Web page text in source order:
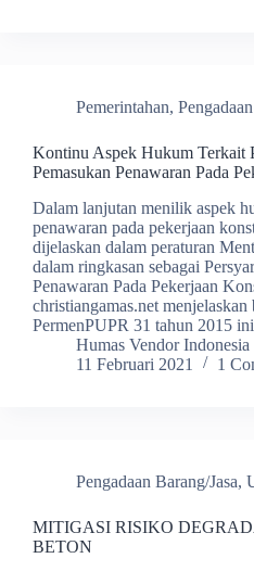
Pemerintahan,
Kontinu Aspek Hukum Terkait
Pemasukan Penawaran Pada
Dalam lanjutan menilik aspek
penawaran pada pekerjaan
dijelaskan dalam peraturan
dalam ringkasan sebagai
Penawaran Pada Pekerjaan
christiangamas.net
PermenPUPR 31 tahun 2015
Humas Vendor Indonesia
11 Februari 2021
1
Pengadaan Barang/Jasa,
MITIGASI RISIKO
BETON